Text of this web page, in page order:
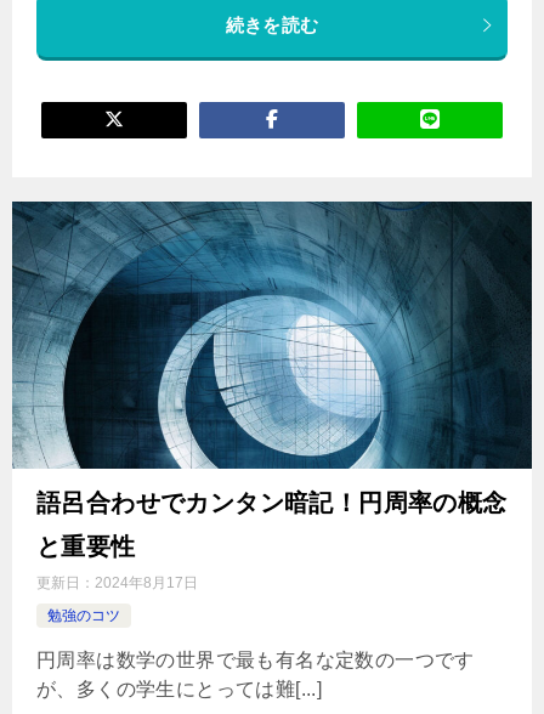
続きを読む
語呂合わせでカンタン暗記！円周率の概念
と重要性
更新日： 2024年8月17日
勉強のコツ
円周率は数学の世界で最も有名な定数の一つです
が、多くの学生にとっては難[...]